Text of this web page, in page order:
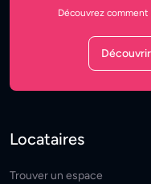
Découvrez comment
Locataires
Trouver un espace